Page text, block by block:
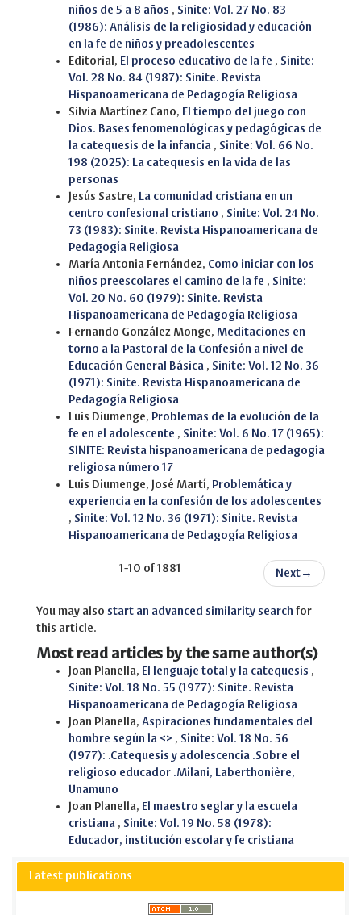
niños de 5 a 8 años , Sinite: Vol. 27 No. 83
(1986): Análisis de la religiosidad y educación
en la fe de niños y preadolescentes
Editorial, El proceso educativo de la fe , Sinite:
Vol. 28 No. 84 (1987): Sinite. Revista
Hispanoamericana de Pedagogía Religiosa
Silvia Martínez Cano, El tiempo del juego con
Dios. Bases fenomenológicas y pedagógicas de
la catequesis de la infancia , Sinite: Vol. 66 No.
198 (2025): La catequesis en la vida de las
personas
Jesús Sastre, La comunidad cristiana en un
centro confesional cristiano , Sinite: Vol. 24 No.
73 (1983): Sinite. Revista Hispanoamericana de
Pedagogía Religiosa
María Antonia Fernández, Como iniciar con los
niños preescolares el camino de la fe , Sinite:
Vol. 20 No. 60 (1979): Sinite. Revista
Hispanoamericana de Pedagogía Religiosa
Fernando González Monge, Meditaciones en
torno a la Pastoral de la Confesión a nivel de
Educación General Básica , Sinite: Vol. 12 No. 36
(1971): Sinite. Revista Hispanoamericana de
Pedagogía Religiosa
Luis Diumenge, Problemas de la evolución de la
fe en el adolescente , Sinite: Vol. 6 No. 17 (1965):
SINITE: Revista hispanoamericana de pedagogía
religiosa número 17
Luis Diumenge, José Martí, Problemática y
experiencia en la confesión de los adolescentes
, Sinite: Vol. 12 No. 36 (1971): Sinite. Revista
Hispanoamericana de Pedagogía Religiosa
1-10 of 1881 Next →
You may also start an advanced similarity search for
this article.
Most read articles by the same author(s)
Joan Planella, El lenguaje total y la catequesis ,
Sinite: Vol. 18 No. 55 (1977): Sinite. Revista
Hispanoamericana de Pedagogía Religiosa
Joan Planella, Aspiraciones fundamentales del
hombre según la <> , Sinite: Vol. 18 No. 56
(1977): .Catequesis y adolescencia .Sobre el
religioso educador .Milani, Laberthonière,
Unamuno
Joan Planella, El maestro seglar y la escuela
cristiana , Sinite: Vol. 19 No. 58 (1978):
Educador, institución escolar y fe cristiana
Latest publications